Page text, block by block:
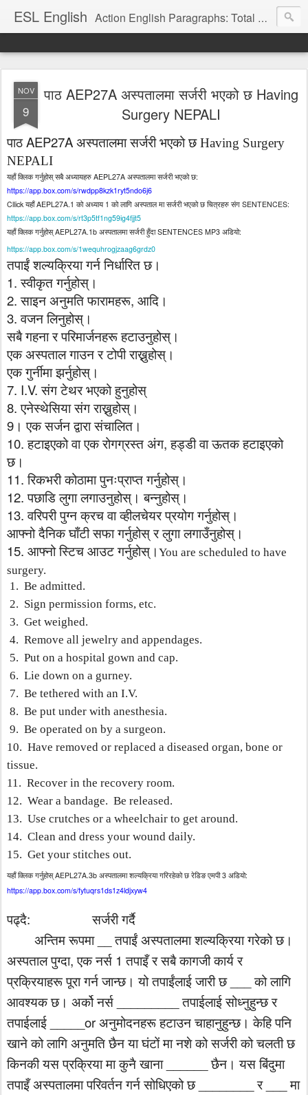
ESL English Action English Paragraphs: Total Physical Response (TPR) Paragraphs for the High School and Adult Language Student
NOV
9
पाठ AEP27A अस्पतालमा सर्जरी भएको छ Having
Surgery NEPALI
पाठAEP27A अस्पतालमा सर्जरी भएको छHaving Surgery
NEPALI
यहाँ क्लिक गर्नुहोस् सबै अध्यायहरु AEPL27A अस्पतालमा सर्जरी भएको छ:
https://app.box.com/s/rwdpp8kzk1ryt5ndo6j6
Cllick यहाँAEPL27A.1 को अध्याय1 को लागि अस्पताल मा सर्जरी भएको छ चित्रहरु संग SENTENCES:
https://app.box.com/s/rt3p5tf1ng59ig4fjjt5
यहाँ क्लिक गर्नुहोस्AEPL27A.1b अस्पतालमा सर्जरी हुँदाSENTENCES MP3 अडियो:
https://app.box.com/s/1wequhrogjzaag6grdz0
तपाईं शल्यक्रिया गर्न निर्धारित छ।
1.स्वीकृत गर्नुहोस्।
2.साइन अनुमति फारामहरू, आदि।
3.वजन लिनुहोस्।
सबै गहना र परिमार्जनहरू हटाउनुहोस्।
एक अस्पताल गाउन र टोपी राख्नुहोस्।
एक गुर्नीमा झर्नुहोस्।
7. I.V.संग टेथर भएको हुनुहोस्
8.एनेस्थेसिया संग राख्नुहोस्।
9 । एक सर्जन द्वारा संचालित।
10.हटाइएको वा एक रोगग्रस्त अंग,हड्डी वा ऊतक हटाइएको
छ।
11.रिकभरी कोठामा पुनःप्राप्त गर्नुहोस्।
12.पछाडि लुगा लगाउनुहोस्। बन्नुहोस्।
13.वरिपरी पुग्न क्रच वा व्हीलचेयर प्रयोग गर्नुहोस्।
आफ्नो दैनिक घाँटी सफा गर्नुहोस् र लुगा लगाउँनुहोस्।
15. आफ्नो स्टिच आउट गर्नुहोस्। You are scheduled to have
surgery.
1. Be admitted.
2. Sign permission forms, etc.
3. Get weighed.
4. Remove all jewelry and appendages.
5. Put on a hospital gown and cap.
6. Lie down on a gurney.
7. Be tethered with an I.V.
8. Be put under with anesthesia.
9. Be operated on by a surgeon.
10. Have removed or replaced a diseased organ, bone or
tissue.
11. Recover in the recovery room.
12. Wear a bandage. Be released.
13. Use crutches or a wheelchair to get around.
14. Clean and dress your wound daily.
15. Get your stitches out.
यहाँ क्लिक गर्नुहोस्AEPL27A.3b अस्पतालमा शल्यक्रिया गरिरहेको छ रेडिङ एमपी3 अडियो:
https://app.box.com/s/fytuqrs1ds1z4ldjxyw4
पढ्दै: सर्जरी गर्दै
अन्तिम रूपमा__तपाईं अस्पतालमा शल्यक्रिया गरेको छ।
अस्पताल पुग्दा,एक नर्स 1तपाइँ र सबै कागजी कार्य र
प्रक्रियाहरू पूरा गर्न जान्छ। यो तपाईंलाई जारी छ___को लागि
आवश्यक छ। अर्को नर्स _________तपाईलाई सोध्नुहुन्छ र
तपाईलाई
_____or अनुमोदनहरू हटाउन चाहानुहुन्छ। केहि पनि
खाने को लागि अनुमति छैन या घंटों मा नशे को सर्जरी को चलती छ
किनकी यस प्रक्रिया मा कुनै खाना______छैन। यस बिंदुमा
तपाइँ अस्पतालमा परिवर्तन गर्न सोधिएको छ____ ____र___मा